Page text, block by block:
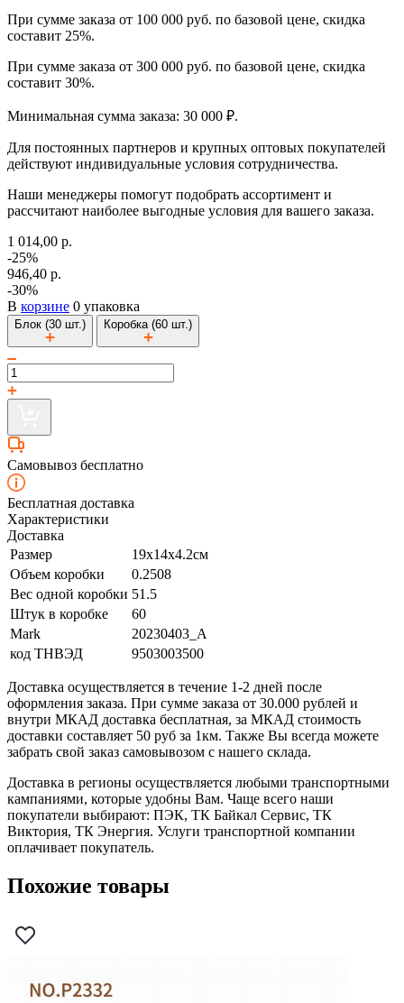
При сумме заказа от 100 000 руб. по базовой цене, скидка
составит 25%.
При сумме заказа от 300 000 руб. по базовой цене, скидка
составит 30%.
Минимальная сумма заказа: 30 000 ₽.
Для постоянных партнеров и крупных оптовых покупателей
действуют индивидуальные условия сотрудничества.
Наши менеджеры помогут подобрать ассортимент и
рассчитают наиболее выгодные условия для вашего заказа.
1 014,00 р.
-25%
946,40 р.
-30%
В корзине 0 упаковка
Блок (30 шт.) Коробка (60 шт.)
Самовывоз бесплатно
Бесплатная доставка
Характеристики
Доставка
Размер
19х14х4.2см
Объем коробки
0.2508
Вес одной коробки 51.5
Штук в коробке
60
Mark
20230403_A
код ТНВЭД
9503003500
Доставка осуществляется в течение 1-2 дней после
оформления заказа. При сумме заказа от 30.000 рублей и
внутри МКАД доставка бесплатная, за МКАД стоимость
доставки составляет 50 руб за 1км. Также Вы всегда можете
забрать свой заказ самовывозом с нашего склада.
Доставка в регионы осуществляется любыми транспортными
кампаниями, которые удобны Вам. Чаще всего наши
покупатели выбирают: ПЭК, ТК Байкал Сервис, ТК
Виктория, ТК Энергия. Услуги транспортной компании
оплачивает покупатель.
Похожие товары